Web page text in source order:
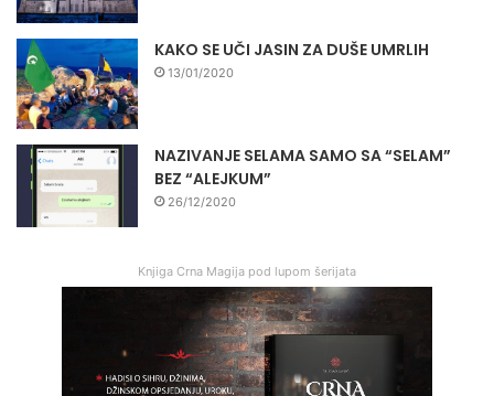
KAKO SE UČI JASIN ZA DUŠE UMRLIH
13/01/2020
NAZIVANJE SELAMA SAMO SA “SELAM”
BEZ “ALEJKUM”
26/12/2020
Knjiga Crna Magija pod lupom šerijata